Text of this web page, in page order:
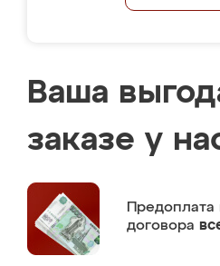
Ваша
заказе у
Предоплата
договора